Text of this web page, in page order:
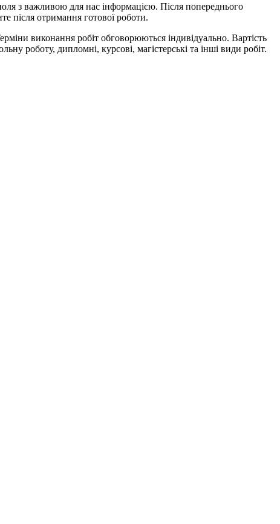
з важливою для нас інформацією. Після попереднього
після отримання готової роботи.
виконання робіт обговорюються індивідуально. Вартість
роботу, дипломні, курсові, магістерські та інші види робіт.